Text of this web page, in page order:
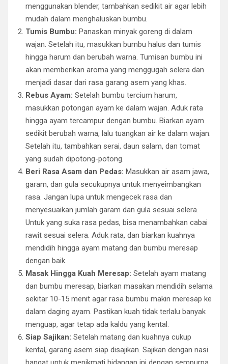
menggunakan blender, tambahkan sedikit air agar lebih
mudah dalam menghaluskan bumbu.
Tumis Bumbu: Panaskan minyak goreng di dalam
wajan. Setelah itu, masukkan bumbu halus dan tumis
hingga harum dan berubah warna. Tumisan bumbu ini
akan memberikan aroma yang menggugah selera dan
menjadi dasar dari rasa garang asem yang khas.
Rebus Ayam: Setelah bumbu tercium harum,
masukkan potongan ayam ke dalam wajan. Aduk rata
hingga ayam tercampur dengan bumbu. Biarkan ayam
sedikit berubah warna, lalu tuangkan air ke dalam wajan.
Setelah itu, tambahkan serai, daun salam, dan tomat
yang sudah dipotong-potong.
Beri Rasa Asam dan Pedas: Masukkan air asam jawa,
garam, dan gula secukupnya untuk menyeimbangkan
rasa. Jangan lupa untuk mengecek rasa dan
menyesuaikan jumlah garam dan gula sesuai selera.
Untuk yang suka rasa pedas, bisa menambahkan cabai
rawit sesuai selera. Aduk rata, dan biarkan kuahnya
mendidih hingga ayam matang dan bumbu meresap
dengan baik.
Masak Hingga Kuah Meresap: Setelah ayam matang
dan bumbu meresap, biarkan masakan mendidih selama
sekitar 10-15 menit agar rasa bumbu makin meresap ke
dalam daging ayam. Pastikan kuah tidak terlalu banyak
menguap, agar tetap ada kaldu yang kental.
Siap Sajikan: Setelah matang dan kuahnya cukup
kental, garang asem siap disajikan. Sajikan dengan nasi